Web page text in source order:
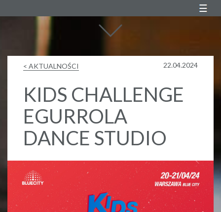
< AKTUALNOŚCI 22.04.2024
KIDS CHALLENGE
EGURROLA
DANCE STUDIO